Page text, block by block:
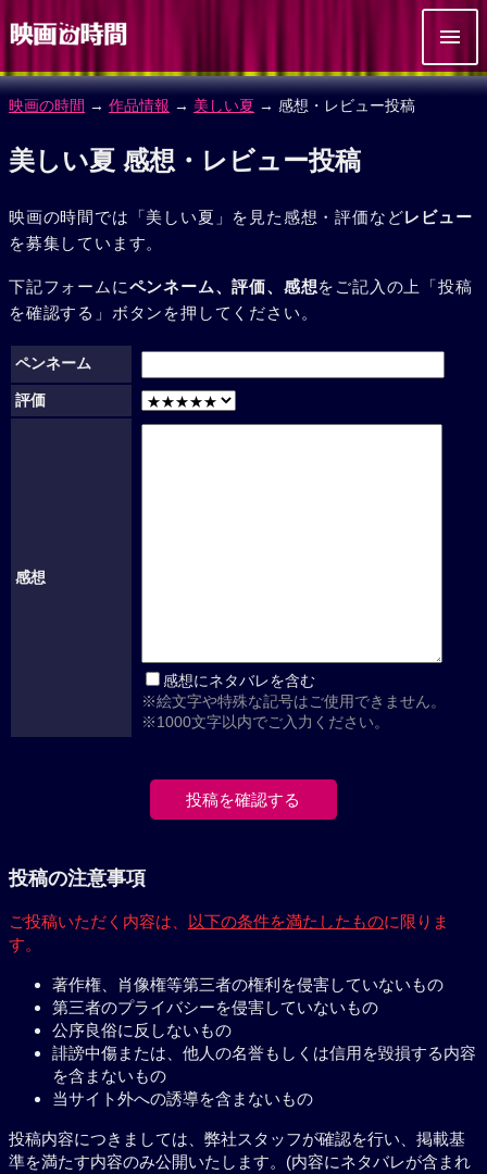
映画の時間 → 作品情報 → 美しい夏 → 感想・レビュー投稿
美しい夏 感想・レビュー投稿
映画の時間では「美しい夏」を見た感想・評価などレビュー
を募集しています。
下記フォームにペンネーム、評価、感想をご記入の上「投稿
を確認する」ボタンを押してください。
ペンネーム
評価
感想
感想にネタバレを含む
※絵文字や特殊な記号はご使用できません。
※1000文字以内でご入力ください。
投稿の注意事項
ご投稿いただく内容は、 以下の条件を満たしたものに限りま
す。
著作権、肖像権等第三者の権利を侵害していないもの
第三者のプライバシーを侵害していないもの
公序良俗に反しないもの
誹謗中傷または、他人の名誉もしくは信用を毀損する内容
を含まないもの
当サイト外への誘導を含まないもの
投稿内容につきましては、弊社スタッフが確認を行い、掲載基
準を満たす内容のみ公開いたします。(内容にネタバレが含まれ